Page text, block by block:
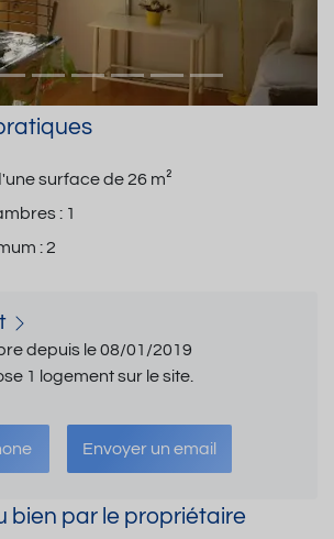
surface de26 m²
: 1
:2
depuis le 08/01/2019
1 logement sur le site.
Envoyer un email
bien par le propriétaire